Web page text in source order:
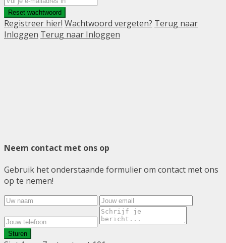
Reset wachtwoord
Registreer hier! Wachtwoord vergeten? Terug naar
Inloggen Terug naar Inloggen
Neem contact met ons op
Gebruik het onderstaande formulier om contact met ons
op te nemen!
Sturen